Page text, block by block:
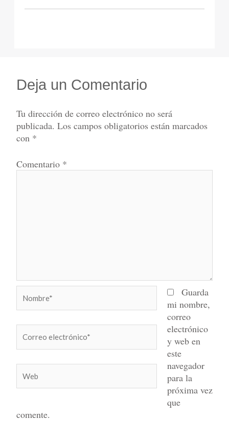
Deja un Comentario
Tu dirección de correo electrónico no será
publicada. Los campos obligatorios están marcados
con *
Comentario *
electrónico*
Guarda
mi nombre,
correo
electrónico
y web en
este
navegador
para la
próxima vez
que
comente.